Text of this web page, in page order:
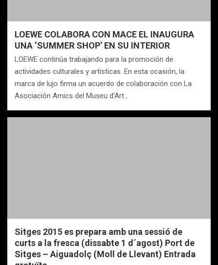
LOEWE COLABORA CON MACE EL INAUGURA
UNA ‘SUMMER SHOP’ EN SU INTERIOR
LOEWE continúa trabajando para la promoción de
actividades culturales y artísticas. En esta ocasión, la
marca de lujo firma un acuerdo de colaboración con La
Asociación Amics del Museu d’Art…
Sitges 2015 es prepara amb una sessió de
curts a la fresca (dissabte 1 d´agost) Port de
Sitges – Aiguadolç (Moll de Llevant) Entrada